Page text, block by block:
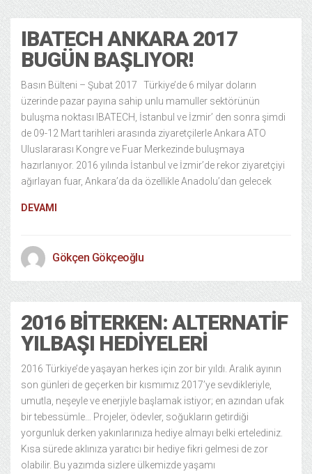
IBATECH ANKARA 2017
BUGÜN BAŞLIYOR!
Basın Bülteni – Şubat 2017 Türkiye’de 6 milyar doların
üzerinde pazar payına sahip unlu mamuller sektörünün
buluşma noktası IBATECH, İstanbul ve İzmir’ den sonra şimdi
de 09-12 Mart tarihleri arasında ziyaretçilerle Ankara ATO
Uluslararası Kongre ve Fuar Merkezinde buluşmaya
hazırlanıyor. 2016 yılında İstanbul ve İzmir’de rekor ziyaretçiyi
ağırlayan fuar, Ankara’da da özellikle Anadolu’dan gelecek
DEVAMI
Gökçen Gökçeoğlu
2016 BITERKEN: ALTERNATIF
YILBAŞI HEDIYELERI
2016 Türkiye’de yaşayan herkes için zor bir yıldı. Aralık ayının
son günleri de geçerken bir kısmımız 2017’ye sevdikleriyle,
umutla, neşeyle ve enerjiyle başlamak istiyor; en azından ufak
bir tebessümle… Projeler, ödevler, soğukların getirdiği
yorgunluk derken yakınlarınıza hediye almayı belki ertelediniz.
Kısa sürede aklınıza yaratıcı bir hediye fikri gelmesi de zor
olabilir. Bu yazımda sizlere ülkemizde yaşamı